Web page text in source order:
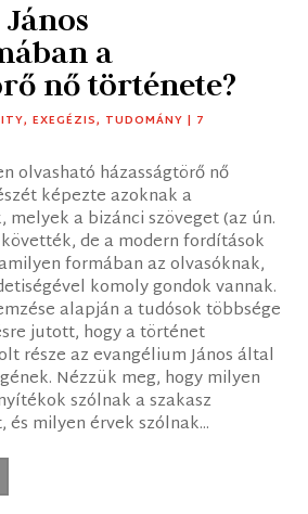
a
nő története?
,EXEGÉZIS, TUDOMÁNY | 7
olvasható házasságtörő nő
képezte azoknak a
a bizánci szöveget (az ún.
de a modern fordítások
formában az olvasóknak,
komoly gondok vannak.
alapján a tudósok többsége
jutott, hogy a történet
része az evangélium János által
Nézzük meg, hogy milyen
szólnak a szakasz
milyen érvek szólnak...